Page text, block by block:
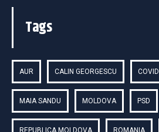
Tags
AUR CALIN GEORGESCU COVID
MAIA SANDU MOLDOVA PSD
REPUBLICA MOLDOVA ROMANIA